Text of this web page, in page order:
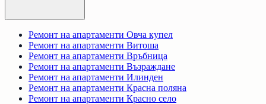
Ремонт на апартаменти Овча купел
Ремонт на апартаменти Витоша
Ремонт на апартаменти Връбница
Ремонт на апартаменти Възраждане
Ремонт на апартаменти Илинден
Ремонт на апартаменти Красна поляна
Ремонт на апартаменти Красно село